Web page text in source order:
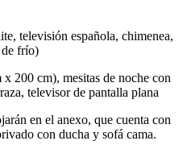
televisión española, chimenea,
frío)
200 cm), mesitas de noche con
televisor de pantalla plana
en el anexo, que cuenta con
con ducha y sofá cama.